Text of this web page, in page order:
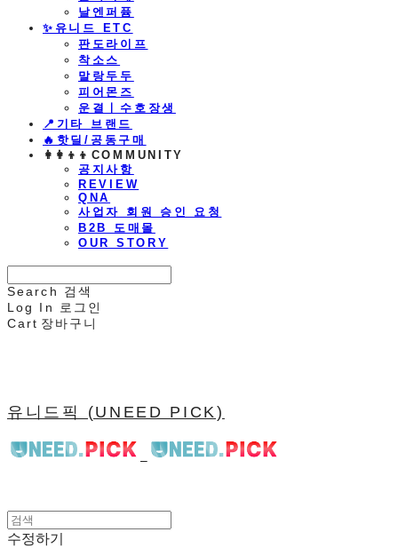
날엔퍼퓸
​✨유니드 ETC
판도라이프
착소스
말랑두두
피어몬즈
운결ㅣ수호장생
📍기타 브랜드
🔥핫딜/공동구매
👩‍👩‍👦‍👦COMMUNITY
공지사항
REVIEW
QNA
사업자 회원 승인 요청
B2B 도매몰
OUR STORY
Search
검색
Log In
로그인
Cart 장바구니
유니드픽 (UNEED PICK)
수정하기